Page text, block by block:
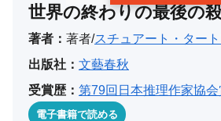
世界の終わりの最後の
著者： 著者/スチュアート・ター
出版社： 文藝春秋
受賞歴： 第79回日本推理作家協
電子書籍で読める